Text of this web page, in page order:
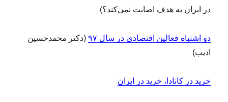
در ایران به هدف اصابت نمی‌کند؟)
دو اشتباه فعالین اقتصادی در سال ۹۷
(دکتر محمدحسین
ادیب)
خرید در کانادا، خرید در ایران